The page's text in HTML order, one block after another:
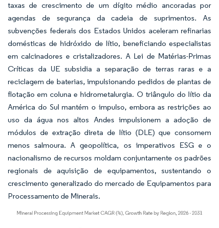
taxas de crescimento de um dígito médio ancoradas por
agendas de segurança da cadeia de suprimentos. As
subvenções federais dos Estados Unidos aceleram refinarias
domésticas de hidróxido de lítio, beneficiando especialistas
em calcinadores e cristalizadores. A Lei de Matérias-Primas
Críticas da UE subsidia a separação de terras raras e a
reciclagem de baterias, impulsionando pedidos de plantas de
flotação em coluna e hidrometalurgia. O triângulo do lítio da
América do Sul mantém o impulso, embora as restrições ao
uso da água nos altos Andes impulsionem a adoção de
módulos de extração direta de lítio (DLE) que consomem
menos salmoura. A geopolítica, os imperativos ESG e o
nacionalismo de recursos moldam conjuntamente os padrões
regionais de aquisição de equipamentos, sustentando o
crescimento generalizado do mercado de Equipamentos para
Processamento de Minerais.